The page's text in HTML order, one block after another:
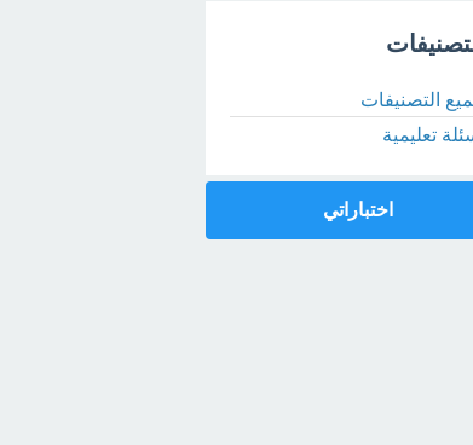
التصنيفات
تعليمية
اختباراتي